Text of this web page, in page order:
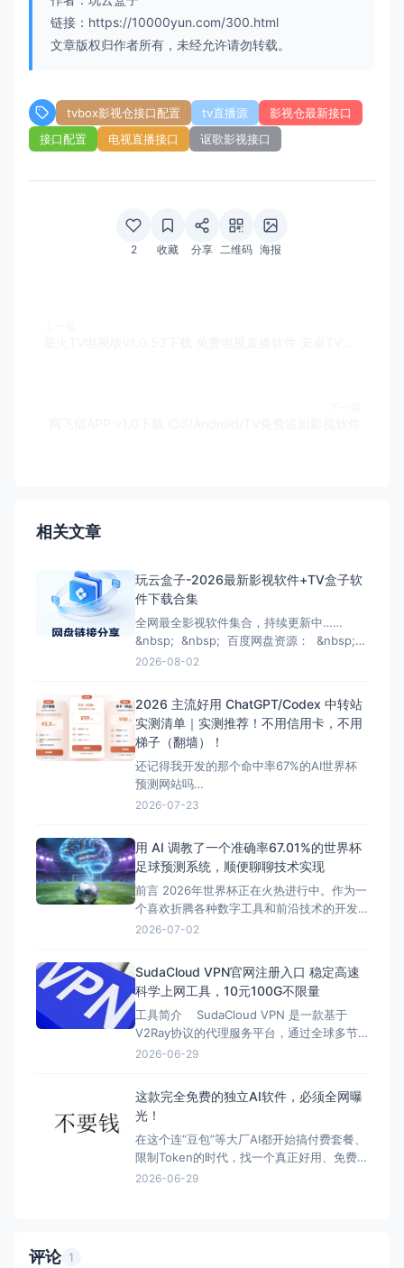
链接：https://10000yun.com/300.html
文章版权归作者所有，未经允许请勿转载。
tvbox影视仓接口配置 tv直播源
影视仓最新接口
接口配置
电视直播接口 讴歌影视接口
2 收藏 分享 二维码 海报
相关文章
玩云盒子-2026最新影视软件+TV盒子软
件下载合集
全网最全影视软件集合，持续更新中……
&nbsp; &nbsp; 百度网盘资源： &nbsp;
Adobe 2026：
2026-08-02
2026 主流好用 ChatGPT/Codex 中转站
实测清单｜实测推荐！不用信用卡，不用
梯子（翻墙）！
还记得我开发的那个命中率67%的AI世界杯
预测网站吗
（http://120.48.126.193:8888）？冠亚军
测网站。http://120.48.126.193:8000，也
是多亏了他们！强烈推荐给
2026-07-23
用 AI 调教了一个准确率67.01%的世界杯
足球预测系统，顺便聊聊技术实现
前言 2026年世界杯正在火热进行中。作为一
个喜欢折腾各种数字工具和前沿技术的开发
者，我一直在思考：能不能让 AI 帮我做点硬
界杯足球预测系统。今天不聊玄学，纯粹从
技术实现、实测效果以及独立部署的角度，
来
2026-07-02
SudaCloud VPN官网注册入口 稳定高速
科学上网工具，10元100G不限量
工具简介 SudaCloud VPN 是一款基于
V2Ray协议的代理服务平台，通过全球多节
点服务器为用户提供稳定的网络代理服务。
定的网络访问体验。 该服务通常搭配
Clash、V2Ray、Sha
2026-06-29
这款完全免费的独立AI软件，必须全网曝
光！
在这个连“豆包”等大厂AI都开始搞付费套餐、
限制Token的时代，找一个真正好用、免费
且不限流的AI工具，简直比登天还难。 很多
2026-06-29
评论 1